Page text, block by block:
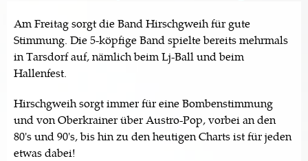
Am Freitag sorgt die Band Hirschgweih für gute
Stimmung. Die 5-köpfige Band spielte bereits mehrmals
in Tarsdorf auf, nämlich beim Lj-Ball und beim
Hallenfest.
Hirschgweih sorgt immer für eine Bombenstimmung
und von Oberkrainer über Austro-Pop, vorbei an den
80's und 90's, bis hin zu den heutigen Charts ist für jeden
etwas dabei!